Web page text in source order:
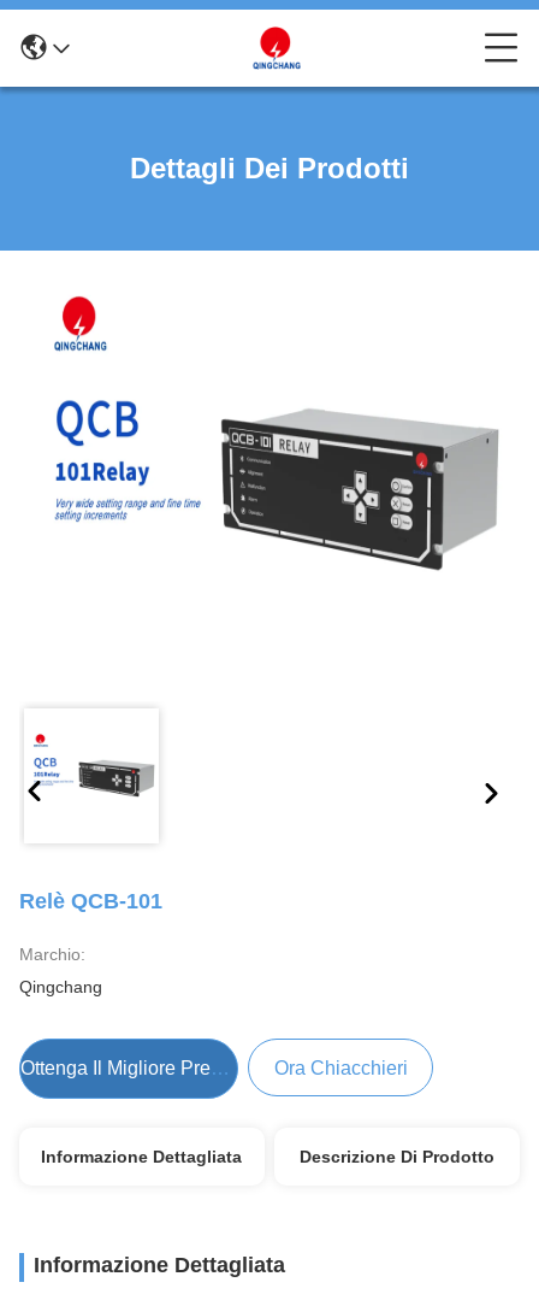
Dettagli Dei Prodotti
Relè QCB-101
Marchio:
Qingchang
Ottenga Il Migliore Prezzo Ora Chiacchieri
Informazione Dettagliata Descrizione Di Prodotto
Informazione Dettagliata